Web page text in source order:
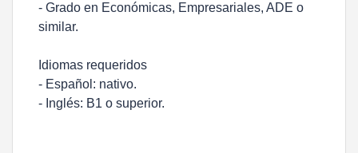
- Grado en Económicas, Empresariales, ADE o
similar.
Idiomas requeridos
- Español: nativo.
- Inglés: B1 o superior.